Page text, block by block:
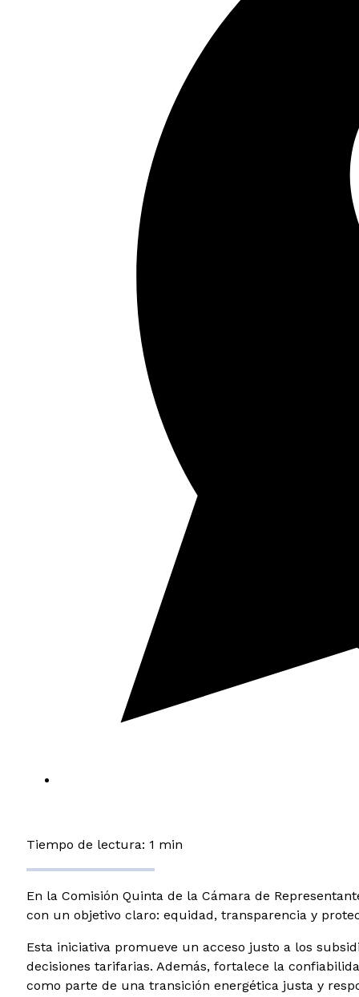
Tiempo de lectura: 1 min
En la Comisión Quinta de la Cámara de
con un objetivo claro: equidad, transparencia y
Esta iniciativa promueve un acceso justo a los
decisiones tarifarias. Además, fortalece la
como parte de una transición energética justa y